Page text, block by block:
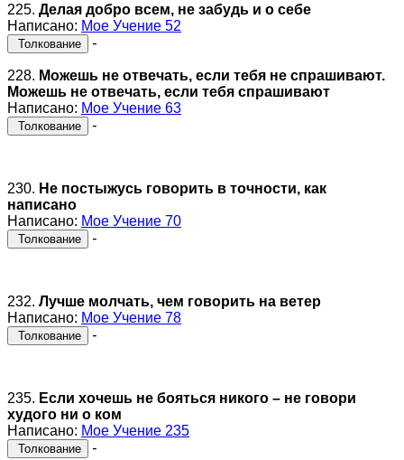
225. Делая добро всем, не забудь и о себе
Написано: Мое Учение 52
Толкование -
228. Можешь не отвечать, если тебя не спрашивают.
Можешь не отвечать, если тебя спрашивают
Написано: Мое Учение 63
Толкование -
230. Не постыжусь говорить в точности, как
написано
Написано: Мое Учение 70
Толкование -
232. Лучше молчать, чем говорить на ветер
Написано: Мое Учение 78
Толкование -
235. Если хочешь не бояться никого – не говори
худого ни о ком
Написано: Мое Учение 235
Толкование -